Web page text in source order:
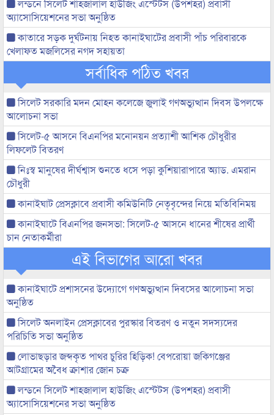
লন্ডনে সিলেট শাহজালাল হাউজিং এস্টেটস (উপশহর) প্রবাসী
অ্যাসোসিয়েশনের সভা অনুষ্ঠিত
কাতারে সড়ক দুর্ঘটনায় নিহত কানাইঘাটের প্রবাসী পাঁচ পরিবারকে
খেলাফত মজলিসের নগদ সহায়তা
সর্বাধিক পঠিত খবর
সিলেট সরকারি মদন মোহন কলেজে জুলাই গণঅভ্যুত্থান দিবস উপলক্ষে
আলোচনা সভা
সিলেট-৫ আসনে বিএনপির মনোনয়ন প্রত্যাশী আশিক চৌধুরীর
লিফলেট বিতরণ
নিঃস্ব মানুষের দীর্ঘশ্বাস শুনতে ধসে পড়া কুশিয়ারাপারে অ্যাড. এমরান
চৌধুরী
কানাইঘাট প্রেসক্লাবে প্রবাসী কমিউনিটি নেতৃবৃন্দের নিয়ে মতিবিনিময়
কানাইঘাটে বিএনপির জনসভা: সিলেট-৫ আসনে ধানের শীষের প্রার্থী
চান নেতাকর্মীরা
এই বিভাগের আরো খবর
কানাইঘাটে প্রশাসনের উদ্যোগে গণঅভ্যুত্থান দিবসের আলোচনা সভা
অনুষ্ঠিত
সিলেট অনলাইন প্রেসক্লাবের পুরস্কার বিতরণ ও নতুন সদস্যদের
পরিচিতি সভা অনুষ্ঠিত
লোভাছড়ার জব্দকৃত পাথর চুরির হিড়িক! বেপরোয়া জকিগঞ্জের
আটগ্রামের অবৈধ ক্রাশার জোন চক্র
লন্ডনে সিলেট শাহজালাল হাউজিং এস্টেটস (উপশহর) প্রবাসী
অ্যাসোসিয়েশনের সভা অনুষ্ঠিত